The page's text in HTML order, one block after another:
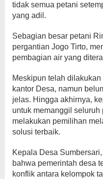
tidak semua petani
yang adil.
Sebagian besar petani
pergantian Jogo Tirto,
pembagian air yang
Meskipun telah
kantor Desa, namun
jelas. Hingga akhirnya,
untuk memanggil
melakukan pemilihan
solusi terbaik.
Kepala Desa
bahwa pemerintah desa
konflik antara kelompok